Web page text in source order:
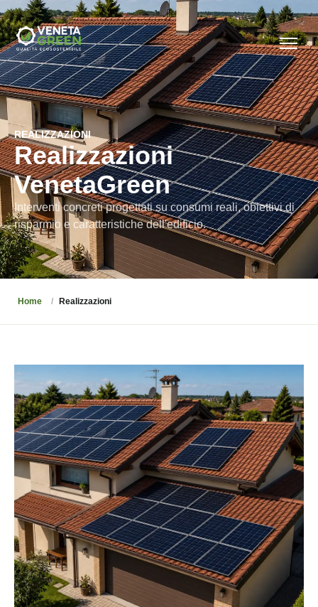
REALIZZAZIONI
Realizzazioni
VenetaGreen
Interventi concreti progettati su consumi reali, obiettivi di
risparmio e caratteristiche dell'edificio.
Home Realizzazioni